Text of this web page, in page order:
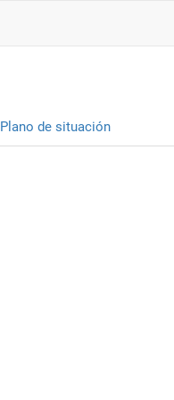
Plano de situación